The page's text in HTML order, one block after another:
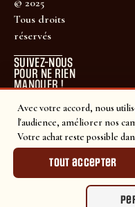
Avec votre accord, nous
l'audience, améliorer nos
Votre achat reste possible
Tout accepter
Tous droits
réservés
SUIVEZ-NOUS
POUR NE RIEN
MANQUER !